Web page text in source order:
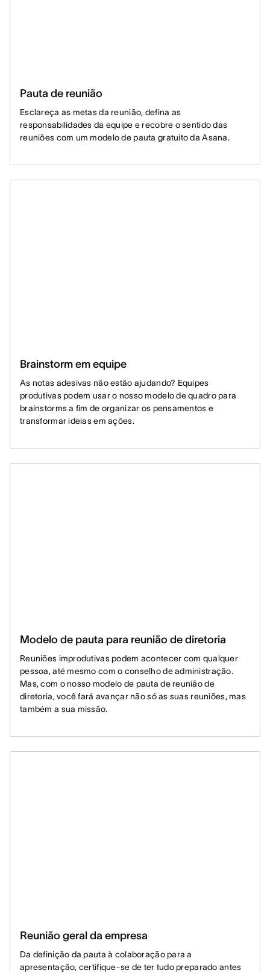
Pauta de reunião
Esclareça as metas da reunião, defina as
responsabilidades da equipe e recobre o sentido das
reuniões com um modelo de pauta gratuito da Asana.
Brainstorm em equipe
As notas adesivas não estão ajudando? Equipes
produtivas podem usar o nosso modelo de quadro para
brainstorms a fim de organizar os pensamentos e
transformar ideias em ações.
Modelo de pauta para reunião de diretoria
Reuniões improdutivas podem acontecer com qualquer
pessoa, até mesmo com o conselho de administração.
Mas, com o nosso modelo de pauta de reunião de
diretoria, você fará avançar não só as suas reuniões, mas
também a sua missão.
Reunião geral da empresa
Da definição da pauta à colaboração para a
apresentação, certifique-se de ter tudo preparado antes